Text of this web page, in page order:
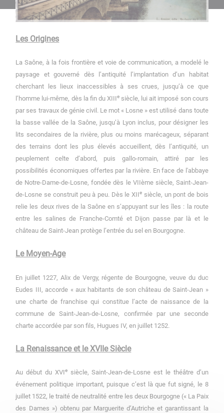
Les Origines
La Saône, à la fois frontière et voie de communication, a modelé le
paysage et gouverné dès l’antiquité l’implantation d’un habitat
cherchant les lieux inaccessibles à ses crues, jusqu’à ce que
l’homme lui-même, dès la fin du XIIIe siècle, lui ait imposé son cours
par ses travaux de génie civil. Le mot « Losne » est utilisé dans toute
la basse vallée de la Saône, jusqu’à Lyon inclus, pour désigner les
lits secondaires de la rivière, plus ou moins marécageux, séparant
des terrains dont les plus élevés accueillent, dès l’antiquité, un
peuplement celte d’abord, puis gallo-romain, attiré par les
possibilités économiques offertes par la rivière. En face de l'abbaye
de Notre-Dame-de-Losne, fondée dès le VIIème siècle, Saint-Jean-
de-Losne se construit peu à peu. Dès le XIIe siècle, un pont de bois
relie les deux rives de la Saône en s’appuyant sur les îles : la route
entre les salines de Franche-Comté et Dijon passe par là et le
château de Saint-Jean protège l’entrée du sel en Bourgogne.
Le Moyen-Age
En juillet 1227, Alix de Vergy, régente de Bourgogne, veuve du duc
Eudes III, accorde « aux habitants de son château de Saint-Jean »
une charte de franchise qui constitue l’acte de naissance de la
commune de Saint-Jean-de-Losne, confirmée par une seconde
charte accordée par son fils, Hugues IV, en juillet 1252.
La Renaissance et le XVIIe Siècle
Au début du XVIesiècle, Saint-Jean-de-Losne est le théâtre d’un
événement politique important, puisque c’est là que fut signé, le 8
juillet 1522, le traité de neutralité entre les deux Bourgogne (« La Paix
des Dames ») obtenu par Marguerite d’Autriche et garantissant la